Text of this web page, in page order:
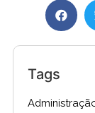
Tags